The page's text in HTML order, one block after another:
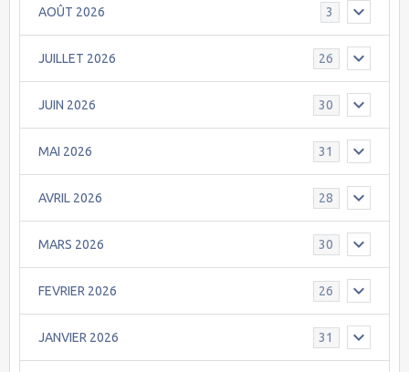
AOÛT 2026 3
JUILLET 2026 26
JUIN 2026 30
MAI 2026 31
AVRIL 2026 28
MARS 2026 30
FEVRIER 2026 26
JANVIER 2026 31